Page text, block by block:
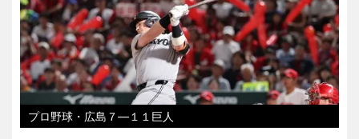
プロ野球・広島７―１１巨人